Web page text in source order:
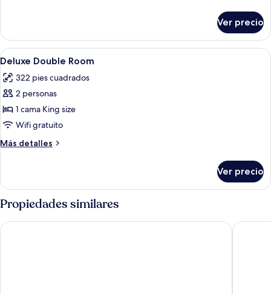
Ver precio
Abrir
todas
las
fotos
de
Deluxe
Double
Room
Edredón, camas con pillow-top y
2
Deluxe Double Room
322 pies cuadrados
2 personas
1 cama King size
Wifi gratuito
Más detalles
Más
Double
Room
Ver precio
Propiedades similares
ibis Singapore Novena Aloft by